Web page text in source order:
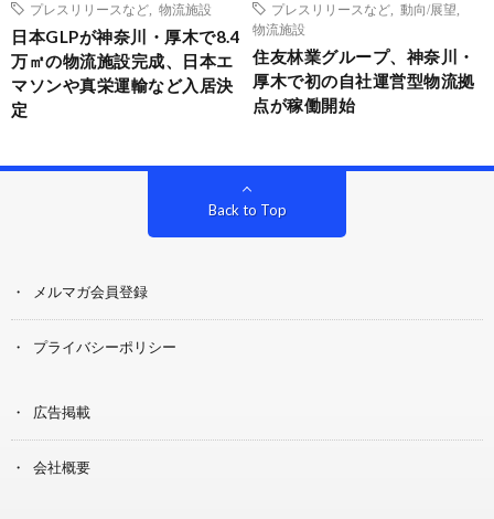
プレスリリースなど
物流施設
日本GLPが神奈川・厚木で8.4
万㎡の物流施設完成、日本エ
マソンや真栄運輸など入居決
定
プレスリリースなど
動向/展望
物流施設
住友林業グループ、神奈川・
厚木で初の自社運営型物流拠
点が稼働開始
Back to Top
メルマガ会員登録
プライバシーポリシー
広告掲載
会社概要